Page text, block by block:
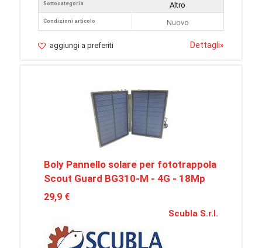
Sottocategoria
Condizioni articolo
Altro
Nuovo
aggiungi a preferiti Dettagli»
Boly Pannello solare per fototrappola
Scout Guard BG310-M - 4G - 18Mp
29,9 €
Scubla S.r.l.